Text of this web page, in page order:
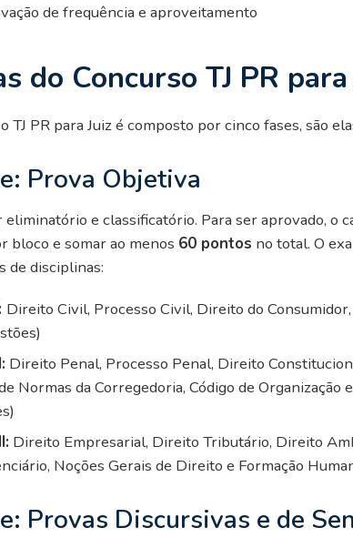
de frequência e aproveitamento
do Concurso TJ PR
TJ PR para Juiz é composto por cinco fases, são
Prova Objetiva
eliminatório e classificatório. Para ser aprovado, o
bloco e somar ao menos 60 pontos no total. O
de disciplinas:
Direito Civil, Processo Civil, Direito do
Direito Penal, Processo Penal, Direito
Normas da Corregedoria, Código de Organização
Direito Empresarial, Direito Tributário, Direito
Noções Gerais de Direito e Formação
Provas Discursivas e de